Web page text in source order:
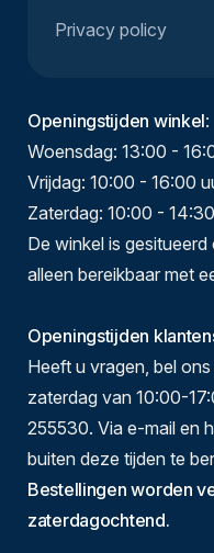
Privacy policy
Openingstijden winkel:
Woensdag: 13:00 -
Vrijdag: 10:00 - 16:00
Zaterdag: 10:00 -
De winkel is
alleen bereikbaar met
Openingstijden
Heeft u vragen, bel
zaterdag van 10:00-
255530. Via e-mail en
buiten deze tijden te
Bestellingen worden
zaterdagochtend.